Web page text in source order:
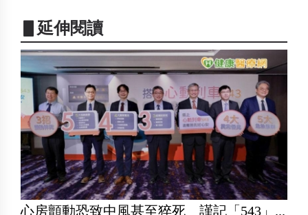
▋延伸閱讀
心房顫動恐致中風甚至猝死 謹記「543」...